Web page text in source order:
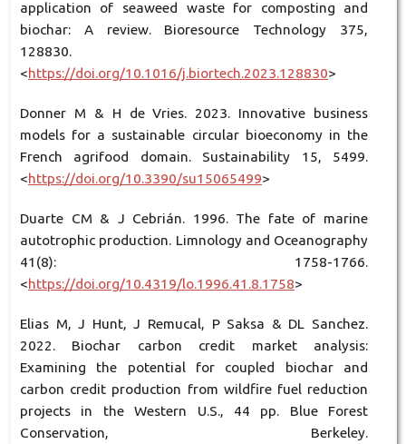
application of seaweed waste for composting and
biochar: A review. Bioresource Technology 375,
128830.
<https://doi.org/10.1016/j.biortech.2023.128830>
Donner M & H de Vries. 2023. Innovative business
models for a sustainable circular bioeconomy in the
French agrifood domain. Sustainability 15, 5499.
<https://doi.org/10.3390/su15065499>
Duarte CM & J Cebrián. 1996. The fate of marine
autotrophic production. Limnology and Oceanography
41(8): 1758-1766.
<https://doi.org/10.4319/lo.1996.41.8.1758>
Elias M, J Hunt, J Remucal, P Saksa & DL Sanchez.
2022. Biochar carbon credit market analysis:
Examining the potential for coupled biochar and
carbon credit production from wildfire fuel reduction
projects in the Western U.S., 44 pp. Blue Forest
Conservation, Berkeley.